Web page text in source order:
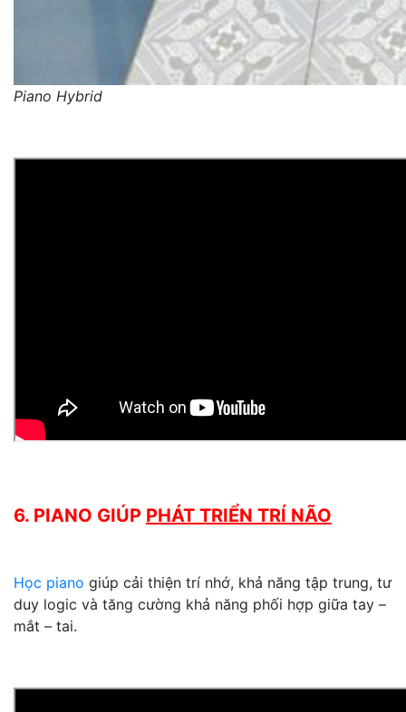
Piano Hybrid
6. PIANO GIÚP PHÁT TRIỂN TRÍ NÃO
Học piano giúp cải thiện trí nhớ, khả năng tập trung, tư
duy logic và tăng cường khả năng phối hợp giữa tay –
mắt – tai.